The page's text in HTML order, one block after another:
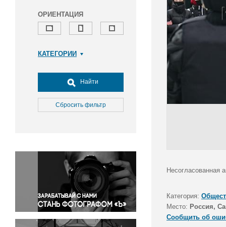
ОРИЕНТАЦИЯ
КАТЕГОРИИ
Досуг, туризм и отдых
Культура
Медицина
Окружающая среда
Политика
Правосудие
Происшествия и конфликты
Религия
Светская жизнь
Найти
Сбросить фильтр
Несогласованная
Категория:
Место: Россия,
Сообщить об